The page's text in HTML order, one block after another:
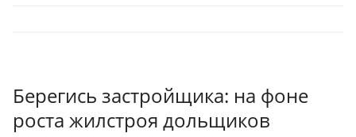
Берегись застройщика: на фоне
роста жилстроя дольщиков